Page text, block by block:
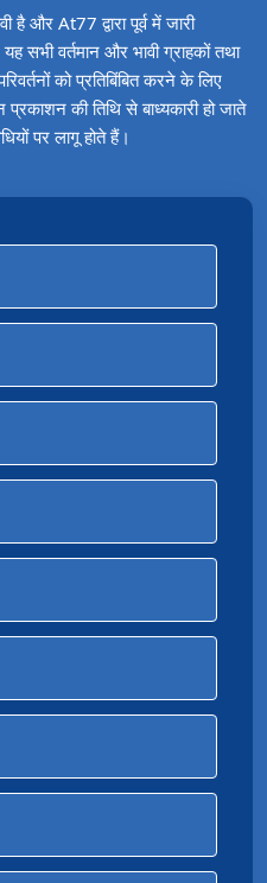
है और At77 द्वारा पूर्व में जारी
सभी वर्तमान और भावी ग्राहकों तथा
को प्रतिबिंबित करने के लिए
की तिथि से बाध्यकारी हो जाते
पर लागू होते हैं।